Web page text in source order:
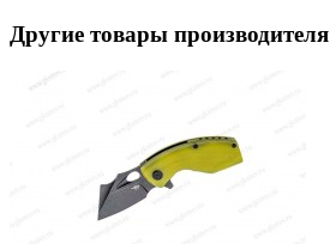
Другие товары производителя